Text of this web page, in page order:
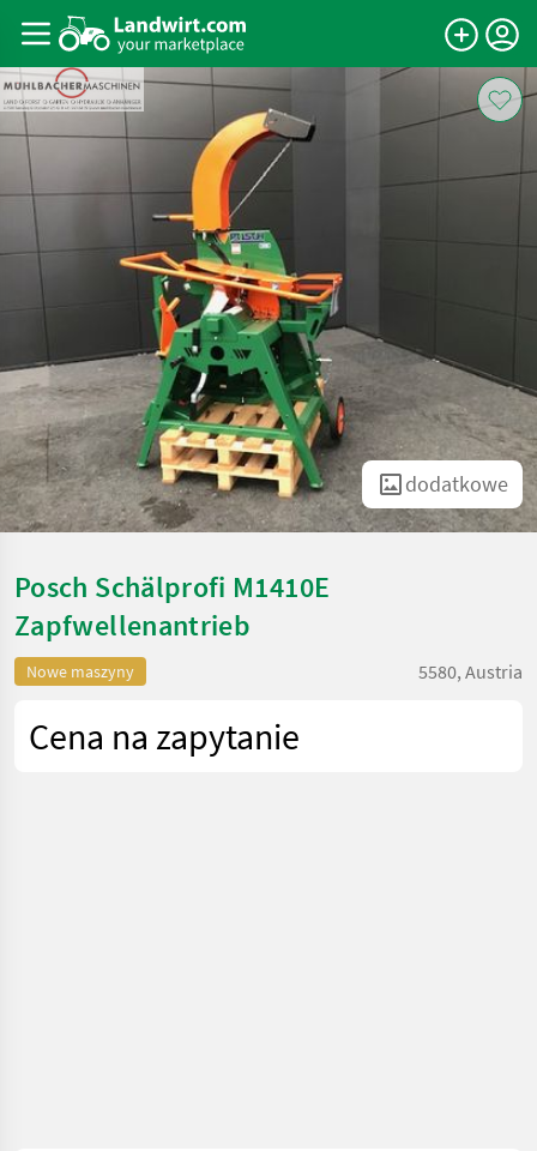
dodatkowe
Posch Schälprofi M1410E
Zapfwellenantrieb
Nowe maszyny 5580, Austria
Cena na zapytanie